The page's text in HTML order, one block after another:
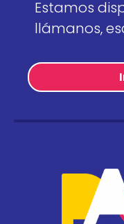
Estamos
llámanos,